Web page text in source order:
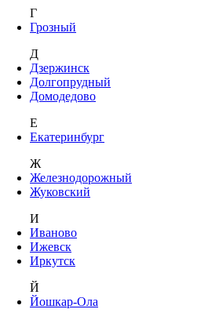
Г
Грозный
Д
Дзержинск
Долгопрудный
Домодедово
Е
Екатеринбург
Ж
Железнодорожный
Жуковский
И
Иваново
Ижевск
Иркутск
Й
Йошкар-Ола